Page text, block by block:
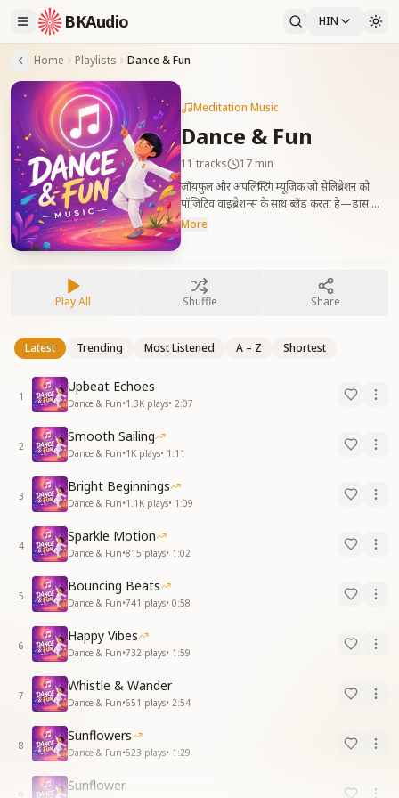
BKAudio HIN
Home Playlists Dance & Fun
Meditation Music
Dance & Fun
11 tracks
17 min
जॉयफुल और अपलिफ्टिंग म्यूज़िक जो सेलिब्रेशन को
पॉज़िटिव वाइब्रेशन्स के साथ ब्लेंड करता है—डांस और
फन के लिए परफेक्ट।
More
Play All Shuffle Share
Latest Trending Most Listened A – Z Shortest
1
Upbeat Echoes
Dance & Fun•1.3K plays• 2:07
2
Smooth Sailing
Dance & Fun•1K plays• 1:11
3
Bright Beginnings
Dance & Fun•1.1K plays• 1:09
4
Sparkle Motion
Dance & Fun•815 plays• 1:02
5
Bouncing Beats
Dance & Fun•741 plays• 0:58
6
Happy Vibes
Dance & Fun•732 plays• 1:59
7
Whistle & Wander
Dance & Fun•651 plays• 2:54
8
Sunflowers
Dance & Fun•523 plays• 1:29
9
Sunflower